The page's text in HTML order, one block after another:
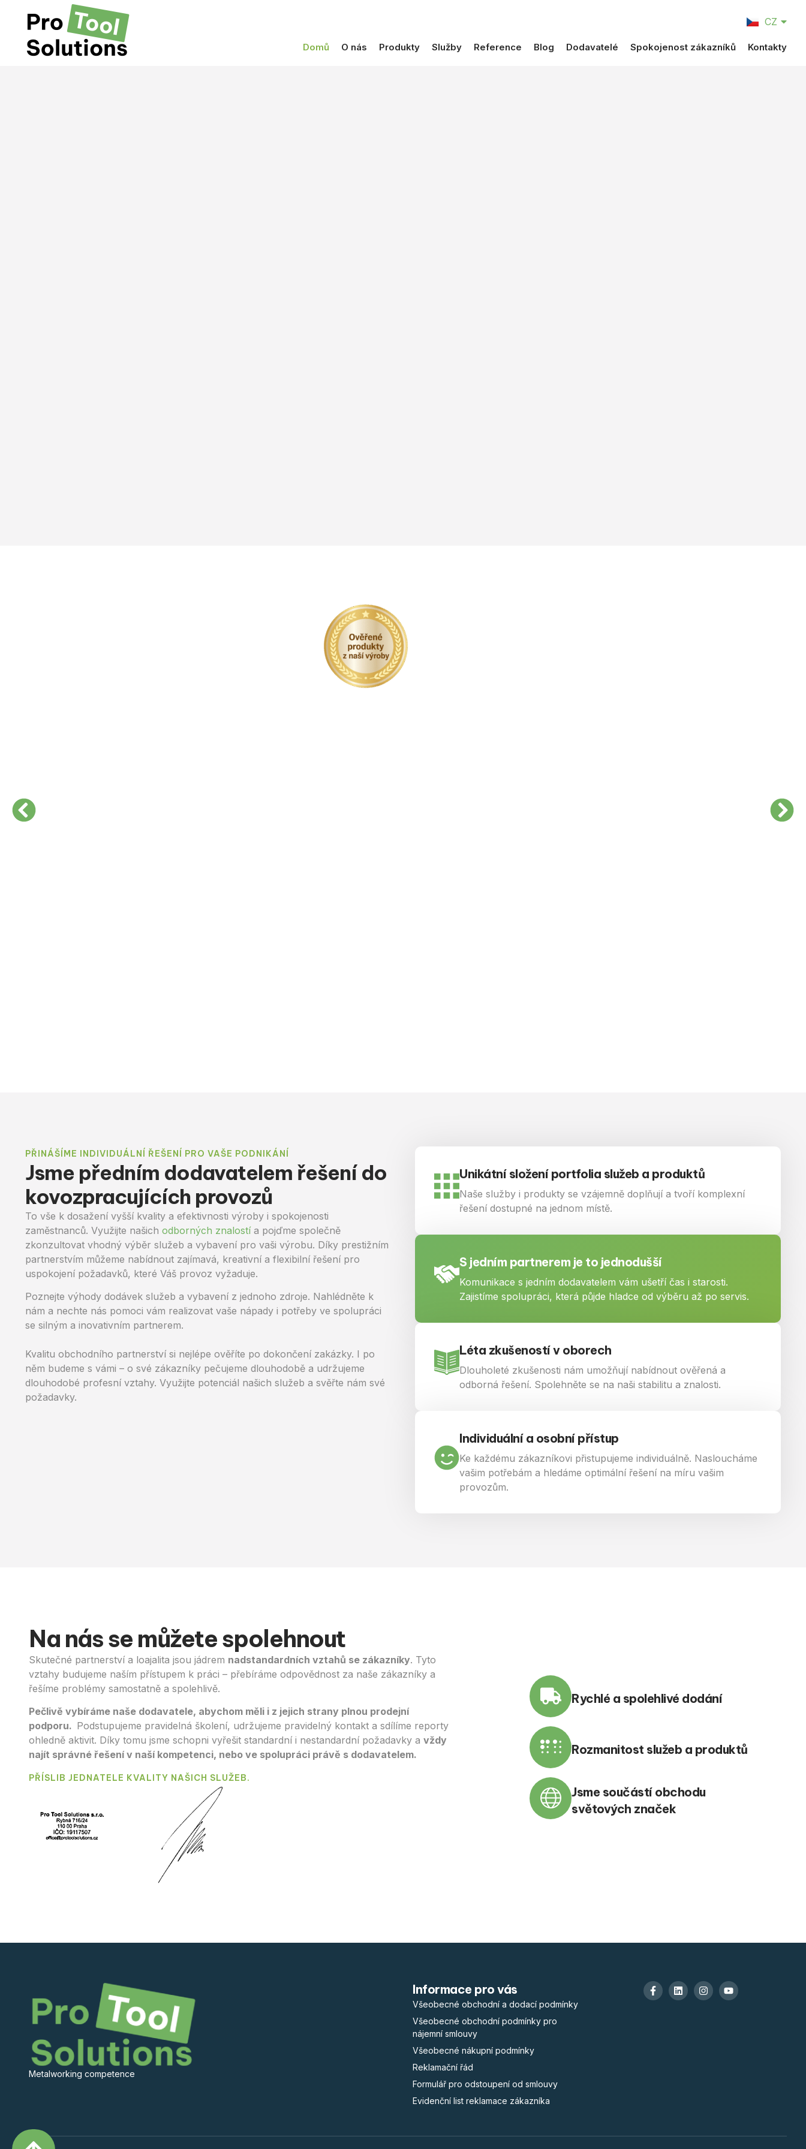
CZ
DE
Domů O nás Produkty Služby Reference Blog Dodavatelé Spokojenost zákazníků Kontakty
PŘINÁŠÍME INDIVIDUÁLNÍ ŘEŠENÍ PRO VAŠE PODNIKÁNÍ
Jsme předním dodavatelem řešení do
kovozpracujících provozů
To vše k dosažení vyšší kvality a efektivnosti výroby i spokojenosti
zaměstnanců. Využijte našich odborných znalostí a pojďme společně
zkonzultovat vhodný výběr služeb a vybavení pro vaši výrobu. Díky prestižním
partnerstvím můžeme nabídnout zajímavá, kreativní a flexibilní řešení pro
uspokojení požadavků, které Váš provoz vyžaduje.
Poznejte výhody dodávek služeb a vybavení z jednoho zdroje. Nahlédněte k
nám a nechte nás pomoci vám realizovat vaše nápady i potřeby ve spolupráci
se silným a inovativním partnerem.
Kvalitu obchodního partnerství si nejlépe ověříte po dokončení zakázky. I po
něm budeme s vámi – o své zákazníky pečujeme dlouhodobě a udržujeme
dlouhodobé profesní vztahy. Využijte potenciál našich služeb a svěřte nám své
požadavky.
Unikátní složení portfolia služeb a produktů
Naše služby i produkty se vzájemně doplňují a tvoří komplexní
řešení dostupné na jednom místě.
S jedním partnerem je to jednodušší
Komunikace s jedním dodavatelem vám ušetří čas i starosti.
Zajistíme spolupráci, která půjde hladce od výběru až po servis.
Léta zkušeností v oborech
Dlouholeté zkušenosti nám umožňují nabídnout ověřená a
odborná řešení. Spolehněte se na naši stabilitu a znalosti.
Individuální a osobní přístup
Ke každému zákazníkovi přistupujeme individuálně. Nasloucháme
vašim potřebám a hledáme optimální řešení na míru vašim
provozům.
Na nás se můžete spolehnout
Skutečné partnerství a loajalita jsou jádrem nadstandardních vztahů se zákazníky. Tyto
vztahy budujeme naším přístupem k práci – přebíráme odpovědnost za naše zákazníky a
řešíme problémy samostatně a spolehlivě.
Pečlivě vybíráme naše dodavatele, abychom měli i z jejich strany plnou prodejní
podporu. Podstupujeme pravidelná školení, udržujeme pravidelný kontakt a sdílíme reporty
ohledně aktivit. Díky tomu jsme schopni vyřešit standardní i nestandardní požadavky a vždy
najít správné řešení v naší kompetenci, nebo ve spolupráci právě s dodavatelem.
PŘÍSLIB JEDNATELE KVALITY NAŠICH SLUŽEB.
Rychlé a spolehlivé dodání
Rozmanitost služeb a produktů
Jsme součástí obchodu
světových značek
Metalworking competence
Informace pro vás
Všeobecné obchodní a dodací podmínky
Všeobecné obchodní podmínky pro
nájemní smlouvy
Všeobecné nákupní podmínky
Reklamační řád
Formulář pro odstoupení od smlouvy
Evidenční list reklamace zákazníka